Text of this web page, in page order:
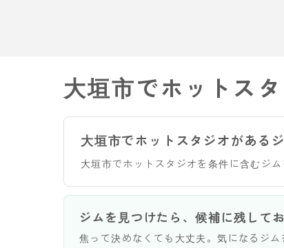
大垣市でホットス
大垣市でホットスタジオがある
大垣市でホットスタジオを条件に含むジ
ジムを見つけたら、候補に残してお
焦って決めなくても大丈夫。気になるジ